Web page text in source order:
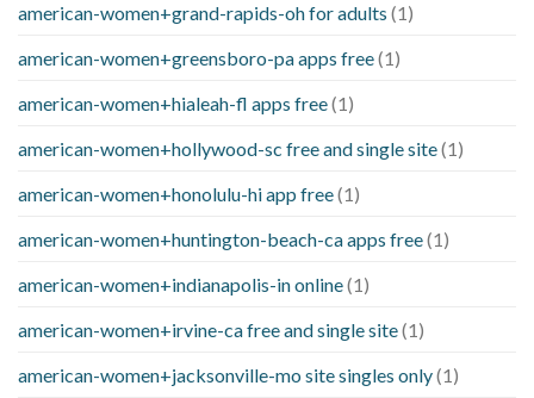
american-women+grand-rapids-oh for adults (1)
american-women+greensboro-pa apps free(1)
american-women+hialeah-fl apps free(1)
american-women+hollywood-sc free and single site(1)
american-women+honolulu-hi app free(1)
american-women+huntington-beach-ca apps free(1)
american-women+indianapolis-in online(1)
american-women+irvine-ca free and single site(1)
american-women+jacksonville-mo site singles only(1)